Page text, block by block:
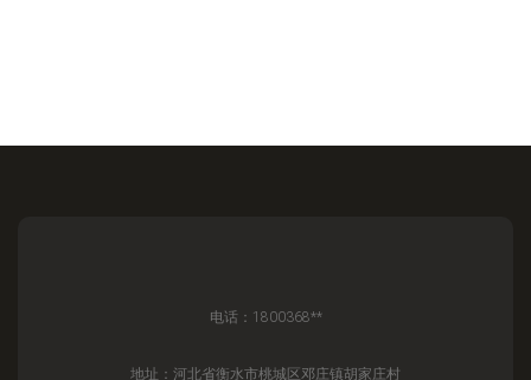
电话：1800368**
地址：河北省衡水市桃城区邓庄镇胡家庄村